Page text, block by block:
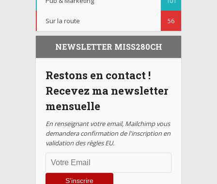
Sur la route 56
NEWSLETTER MISS280CH
Restons en contact !
Recevez ma newsletter
mensuelle
En renseignant votre email, Mailchimp vous
demandera confirmation de l'inscription en
validation des règles EU.